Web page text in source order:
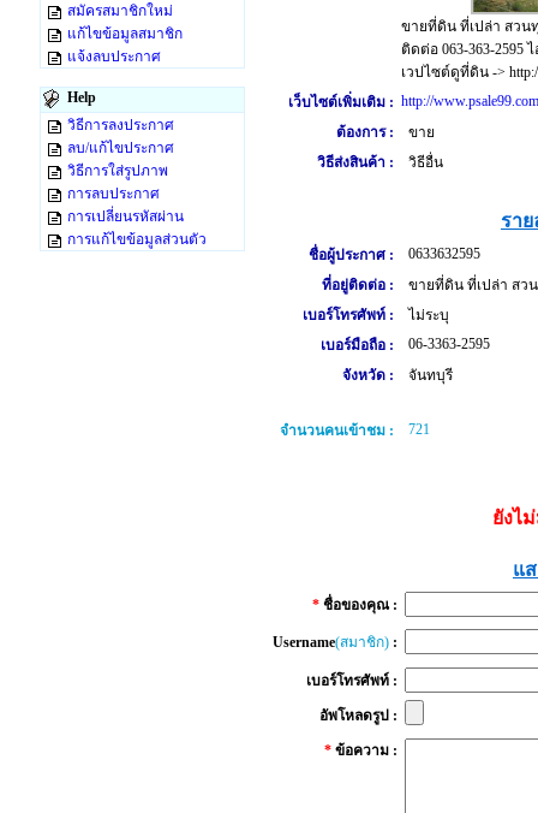
สมัครสมาชิกใหม่
แก้ไขข้อมูลสมาชิก
แจ้งลบประกาศ
Help
วิธีการลงประกาศ
ลบ/แก้ไขประกาศ
วิธีการใส่รูปภาพ
การลบประกาศ
การเปลี่ยนรหัสผ่าน
การแก้ไขข้อมูลส่วนตัว
ขายที่ดิน ที่เปล่า สวน
ติดต่อ 063-363-2595 ไ
เวปไซต์ดูที่ดิน ->
เว็บไซต์เพิ่มเติม : http://
ต้องการ :
ขาย
วิธีส่งสินค้า :
วิธีอื่น
ราย
ชื่อผู้ประกาศ :
0633632595
ที่อยู่ติดต่อ :
ขายที่ดิน ที่เปล่า สว
เบอร์โทรศัพท์ :
ไม่ระบุ
เบอร์มือถือ :
06-3363-2595
จังหวัด :
จันทบุรี
จำนวนคนเข้าชม : 721
ยังไ
แ
* ชื่อของคุณ :
Username(สมาชิก) :
เบอร์โทรศัพท์ :
อัพโหลดรูป :
* ข้อความ :